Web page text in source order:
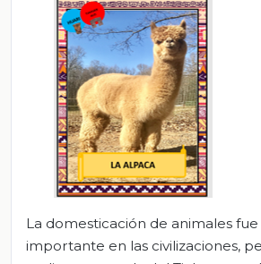
La domesticación de animales
importante en las civilizaciones,